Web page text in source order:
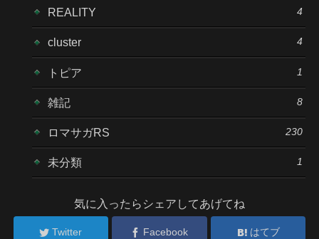
REALITY 4
cluster 4
トピア 1
雑記 8
ロマサガRS 230
未分類 1
気に入ったらシェアしてあげてね
Twitter Facebook はてブ